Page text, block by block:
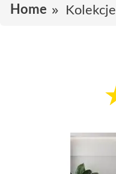
Home Kolekcje